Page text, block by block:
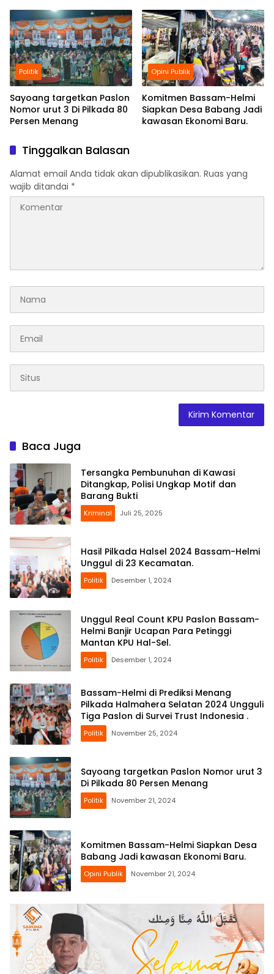
Sel.
Survei Trust Indonesia .
Politik
Sayoang targetkan Paslon
Nomor urut 3 Di Pilkada 80
Persen Menang
Opini Publik
Komitmen Bassam-Helmi
Siapkan Desa Babang Jadi
kawasan Ekonomi Baru.
Tinggalkan Balasan
Alamat email Anda tidak akan dipublikasikan. Ruas yang
wajib ditandai *
Baca Juga
Tersangka Pembunuhan di Kawasi
Ditangkap, Polisi Ungkap Motif dan
Barang Bukti
Kriminal Juli 25, 2025
Hasil Pilkada Halsel 2024 Bassam-Helmi
Unggul di 23 Kecamatan.
Politik Desember 1, 2024
Unggul Real Count KPU Paslon Bassam-
Helmi Banjir Ucapan Para Petinggi
Mantan KPU Hal-Sel.
Politik Desember 1, 2024
Bassam-Helmi di Prediksi Menang
Pilkada Halmahera Selatan 2024 Ungguli
Tiga Paslon di Survei Trust Indonesia .
Politik November 25, 2024
Sayoang targetkan Paslon Nomor urut 3
Di Pilkada 80 Persen Menang
Politik November 21, 2024
Komitmen Bassam-Helmi Siapkan Desa
Babang Jadi kawasan Ekonomi Baru.
Opini Publik November 21, 2024